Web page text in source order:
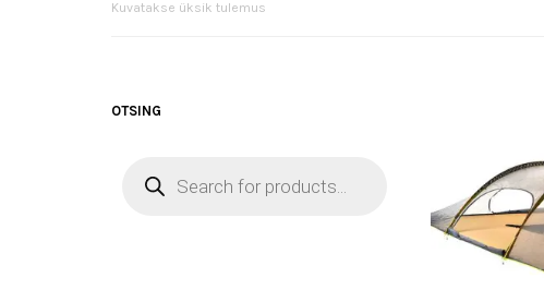
Kuvatakse üksik tulemus
OTSING
SEARCH